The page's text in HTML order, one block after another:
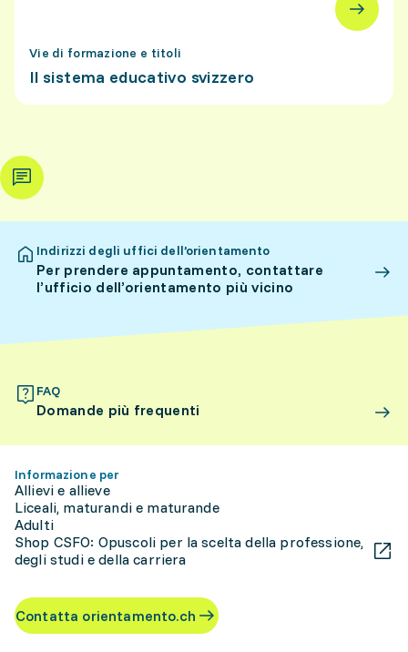
Vie di formazione e titoli
Il sistema educativo svizzero
Indirizzi degli uffici dell’orientamento
Per prendere appuntamento, contattare
l’ufficio dell’orientamento più vicino
FAQ
Domande più frequenti
Informazione per
Allievi e allieve
Liceali, maturandi e maturande
Adulti
Shop CSFO: Opuscoli per la scelta della professione,
degli studi e della carriera
Contatta orientamento.ch